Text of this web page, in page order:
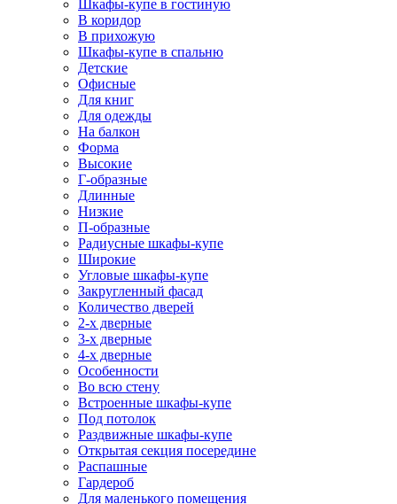
Шкафы-купе в гостиную
В коридор
В прихожую
Шкафы-купе в спальню
Детские
Офисные
Для книг
Для одежды
На балкон
Форма
Высокие
Г-образные
Длинные
Низкие
П-образные
Радиусные шкафы-купе
Широкие
Угловые шкафы-купе
Закругленный фасад
Количество дверей
2-х дверные
3-х дверные
4-х дверные
Особенности
Во всю стену
Встроенные шкафы-купе
Под потолок
Раздвижные шкафы-купе
Открытая секция посередине
Распашные
Гардероб
Для маленького помещения